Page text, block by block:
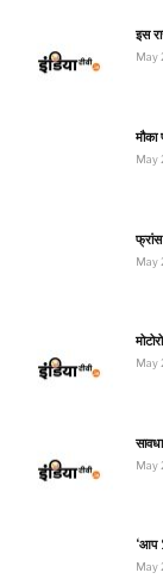
इस
May
May
फ्रांस
May
May
May
‘आप
May